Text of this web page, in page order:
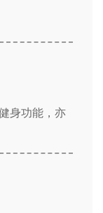
身功能，亦